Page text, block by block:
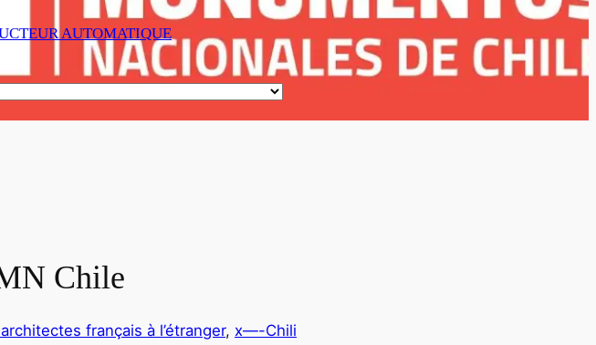
AUTOMATIQUE
Chile
français à l’étranger, x—-Chili